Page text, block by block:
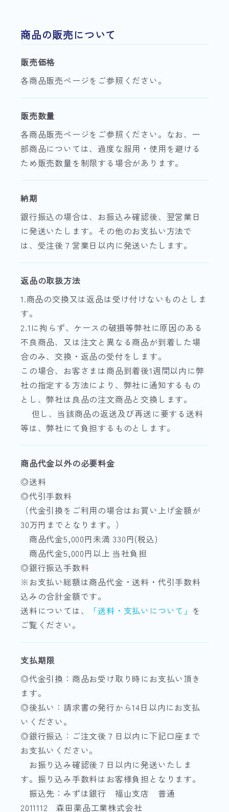
商品の販売について
販売価格
各商品販売ページをご参照ください。
販売数量
各商品販売ページをご参照ください。なお、一
部商品については、過度な服用・使用を避ける
ため販売数量を制限する場合があります。
納期
銀行振込の場合は、お振込み確認後、翌営業日
に発送いたします。その他のお支払い方法で
は、受注後７営業日以内に発送いたします。
返品の取扱方法
1.商品の交換又は返品は受け付けないものとしま
す。
2.1に拘らず、ケースの破損等弊社に原因のある
不良商品、又は注文と異なる商品が到着した場
合のみ、交換・返品の受付をします。
この場合、お客さまは商品到着後1週間以内に弊
社の指定する方法により、弊社に通知するもの
とし、弊社は良品の注文商品と交換します。
但し、当該商品の返送及び再送に要する送料
等は、弊社にて負担するものとします。
商品代金以外の必要料金
◎送料
◎代引手数料
（代金引換をご利用の場合はお買い上げ金額が
30万円までとなります。）
商品代金5,000円未満 330円(税込)
商品代金5,000円以上 当社負担
◎銀行振込手数料
※お支払い総額は商品代金・送料・代引手数料
込みの合計金額です。
送料については、
「送料・支払いについて」 を
ご覧ください。
支払期限
◎代金引換：商品お受け取り時にお支払い頂き
ます。
◎後払い：請求書の発行から14日以内にお支払
いください。
◎銀行振込：ご注文後７日以内に下記口座まで
お支払いください。
お振り込み確認後７日以内に発送いたしま
す。振り込み手数料はお客様負担となります。
振込先：みずほ銀行 福山支店 普通
2011112 森田薬品工業株式会社